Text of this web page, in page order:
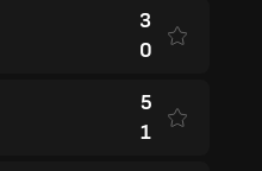
3
0
5
1